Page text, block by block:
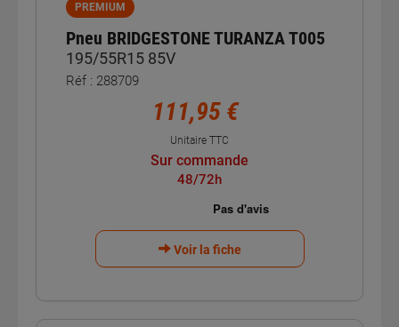
PREMIUM
Pneu BRIDGESTONE TURANZA T005
195/55R15 85V
Réf : 288709
111,95 €
Unitaire TTC
Sur commande
48/72h
Voir la fiche